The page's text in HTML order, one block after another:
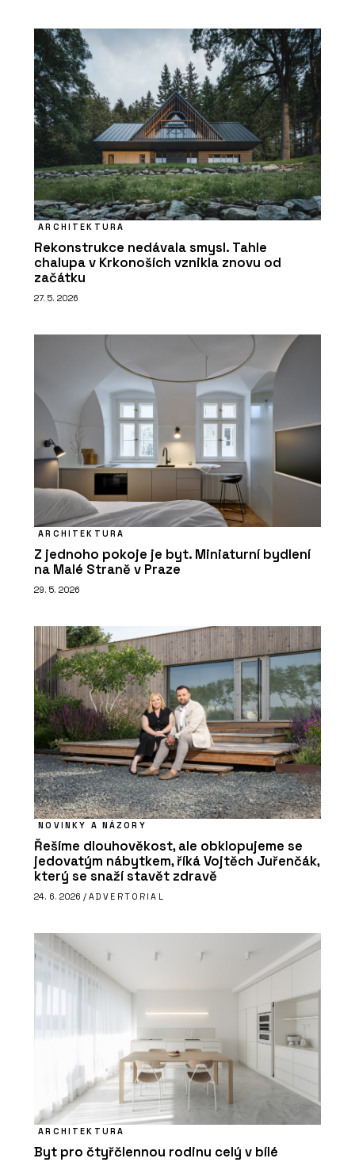
ARCHITEKTURA
Rekonstrukce nedávala smysl. Tahle
chalupa v Krkonoších vznikla znovu od
začátku
27. 5. 2026
ARCHITEKTURA
Z jednoho pokoje je byt. Miniaturní bydlení
na Malé Straně v Praze
29. 5. 2026
NOVINKY A NÁZORY
Řešíme dlouhověkost, ale obklopujeme se
jedovatým nábytkem, říká Vojtěch Juřenčák,
který se snaží stavět zdravě
24. 6. 2026 / ADVERTORIAL
ARCHITEKTURA
Byt pro čtyřčlennou rodinu celý v bílé